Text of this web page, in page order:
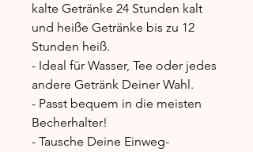
kalte Getränke 24 Stunden kalt
und heiße Getränke bis zu 12
Stunden heiß.
- Ideal für Wasser, Tee oder jedes
andere Getränk Deiner Wahl.
- Passt bequem in die meisten
Becherhalter!
- Tausche Deine Einweg-